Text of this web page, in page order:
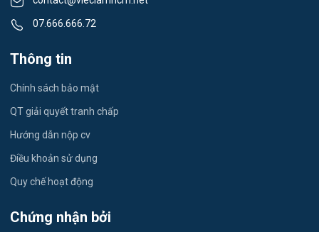
Dược
Tiếng Trung
Tiếng Hàn
07.666.666.72
Thông tin
Chính sách bảo mật
QT giải quyết tranh chấp
Hướng dẫn nộp cv
Điều khoản sử dụng
Quy chế hoạt động
Chứng nhận bởi